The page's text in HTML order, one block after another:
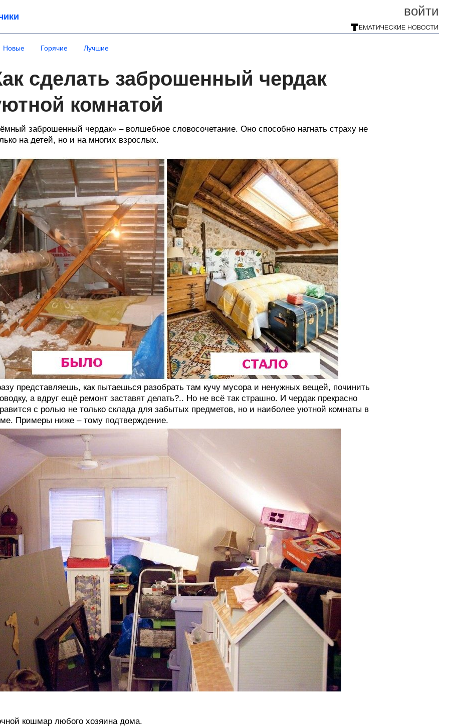
войти
Новые Горячие Лучшие
сделать заброшенный чердак
комнатой
заброшенный чердак» – волшебное словосочетание. Оно способно нагнать страху не
на детей, но и на многих взрослых.
представляешь, как пытаешься разобрать там кучу мусора и ненужных вещей, починить
а вдруг ещё ремонт заставят делать?.. Но не всё так страшно. И чердак прекрасно
с ролью не только склада для забытых предметов, но и наиболее уютной комнаты в
Примеры ниже – тому подтверждение.
кошмар любого хозяина дома.